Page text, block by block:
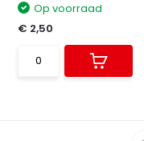
Op voorraad
€ 2,50